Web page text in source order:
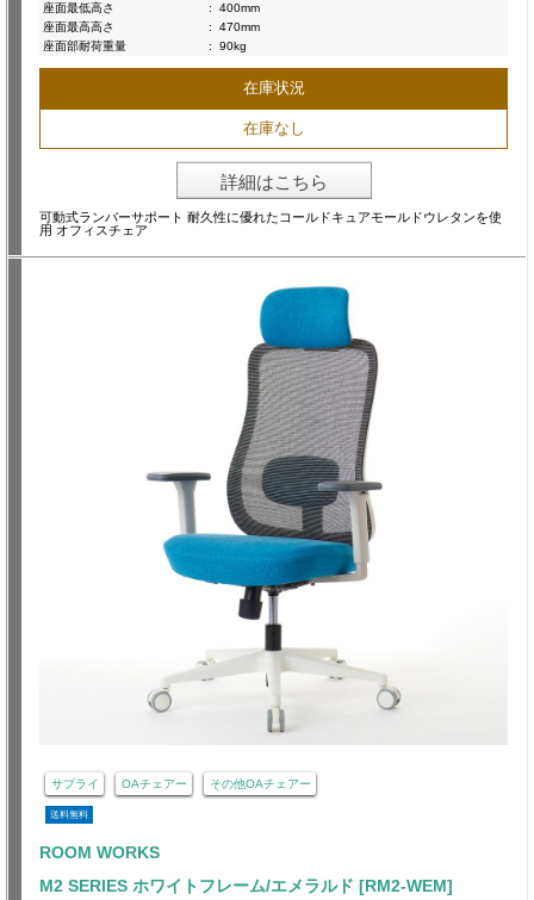
座面最低高さ
:
400mm
座面最高高さ
:
470mm
座面部耐荷重量
: 90kg
在庫状況
在庫なし
詳細はこちら
可動式ランバーサポート 耐久性に優れたコールドキュアモールドウレタンを使
用 オフィスチェア
サプライ OAチェアー その他OAチェアー
送料無料
ROOM WORKS
M2 SERIES ホワイトフレーム/エメラルド [RM2-WEM]